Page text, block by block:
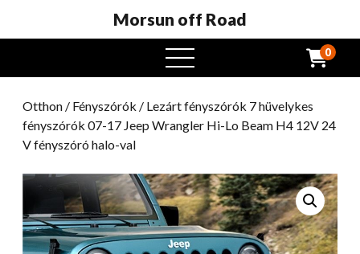
Morsun off Road
Nyissa
meg
menüt
0
Otthon / Fényszórók / Lezárt fényszórók 7 hüvelykes
fényszórók 07-17 Jeep Wrangler Hi-Lo Beam H4 12V 24
V fényszóró halo-val